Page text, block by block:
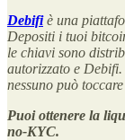
Debifiè una
Depositi i tuoi
le chiavi sono
autorizzato e
nessuno può
Puoi ottenere la
no-KYC.